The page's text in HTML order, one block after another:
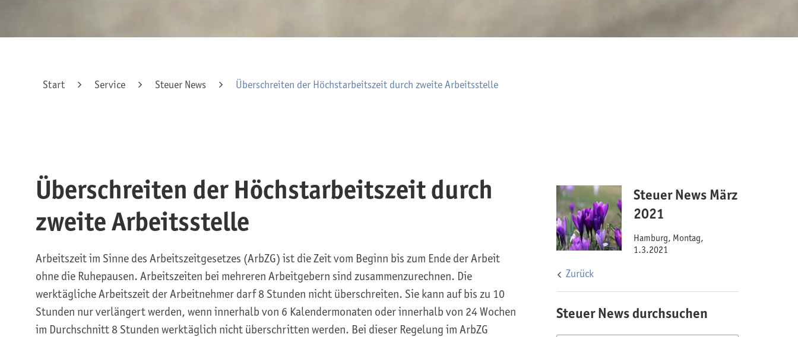
Start Service Steuer News Überschreiten der Höchstarbeitszeit durch zweite Arbeitsstelle
Überschreiten der Höchstarbeitszeit durch
zweite Arbeitsstelle
Arbeitszeit im Sinne des Arbeitszeitgesetzes (ArbZG) ist die Zeit vom Beginn bis zum Ende der Arbeit
ohne die Ruhepausen. Arbeitszeiten bei mehreren Arbeitgebern sind zusammenzurechnen. Die
werktägliche Arbeitszeit der Arbeitnehmer darf 8 Stunden nicht überschreiten. Sie kann auf bis zu 10
Stunden nur verlängert werden, wenn innerhalb von 6 Kalendermonaten oder innerhalb von 24 Wochen
im Durchschnitt 8 Stunden werktäglich nicht überschritten werden. Bei dieser Regelung im ArbZG
Steuer News März
2021
Hamburg, Montag,
1.3.2021
Zurück
Steuer News durchsuchen